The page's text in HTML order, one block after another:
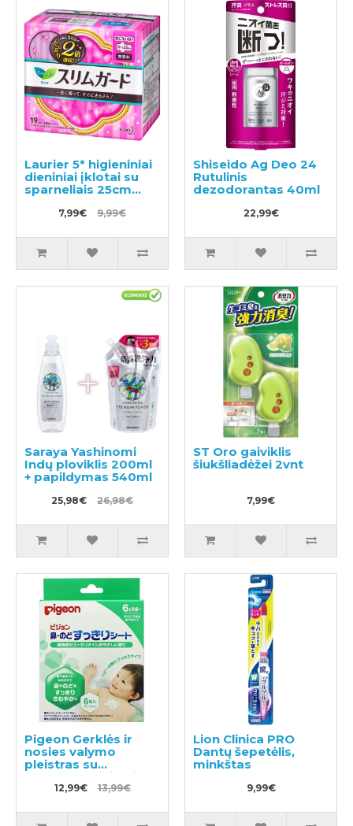
Laurier 5* higieniniai
dieniniai įklotai su
sparneliais 25cm
7,99€ 9,99€
Shiseido Ag Deo 24
Rutulinis
dezodorantas 40ml
22,99€
Saraya Yashinomi
Indų ploviklis 200ml
+ papildymas 540ml
25,98€ 26,98€
ST Oro gaiviklis
šiukšliadėžei 2vnt
7,99€
Pigeon Gerklės ir
nosies valymo
pleistras su
eukaliptų aliejumi,
skirtas vaikams nuo
12,99€ 13,99€
Lion Clinica PRO
Dantų šepetėlis,
minkštas
9,99€